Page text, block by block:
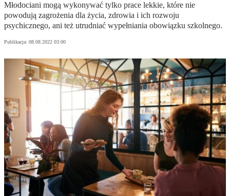
Młodociani mogą wykonywać tylko prace lekkie, które nie
powodują zagrożenia dla życia, zdrowia i ich rozwoju
psychicznego, ani też utrudniać wypełniania obowiązku szkolnego.
Publikacja: 08.08.2022 03:00